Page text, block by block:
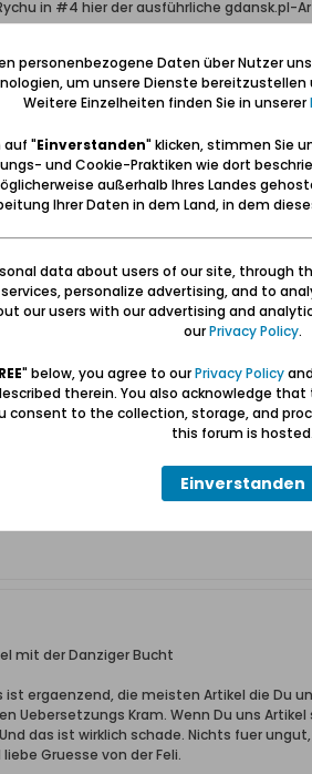
in #4 hier der ausführliche gdansk.pl-
wis...kiego,a,184564
mit der Danziger Bucht
mit der Danziger Bucht
ist ergaenzend, die meisten Artikel die Du
Uebersetzungs Kram. Wenn Du uns
das ist wirklich schade. Nichts fuer
Gruesse von der Feli.
personenbezogene Daten über Nutzer
um unsere Dienste
Weitere Einzelheiten finden Sie in unserer
auf "Einverstanden" klicken, stimmen Sie
und Cookie-Praktiken wie dort
außerhalb Ihres Landes
Ihrer Daten in dem Land, in dem
data about users of our site, through
personalize advertising, and to
our users with our advertising and
ourPrivacy Policy.
" below, you agree to ourPrivacy Policy
therein. You also acknowledge
consent to the collection, storage, and
this forum is hosted.
Einverstanden